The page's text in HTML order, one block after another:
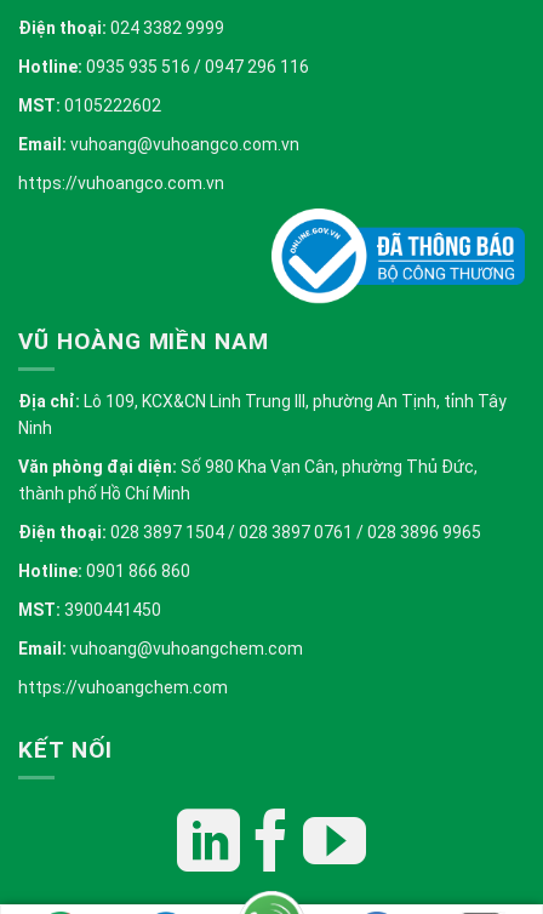
Điện thoại: 024 3382 9999
Hotline: 0935 935 516 / 0947 296 116
MST: 0105222602
Email: vuhoang@vuhoangco.com.vn
https://vuhoangco.com.vn
VŨ HOÀNG MIỀN NAM
Địa chỉ: Lô 109, KCX&CN Linh Trung III, phường An Tịnh, tỉnh Tây
Ninh
Văn phòng đại diện: Số 980 Kha Vạn Cân, phường Thủ Đức,
thành phố Hồ Chí Minh
Điện thoại: 028 3897 1504 / 028 3897 0761 / 028 3896 9965
Hotline: 0901 866 860
MST: 3900441450
Email: vuhoang@vuhoangchem.com
https://vuhoangchem.com
KẾT NỐI